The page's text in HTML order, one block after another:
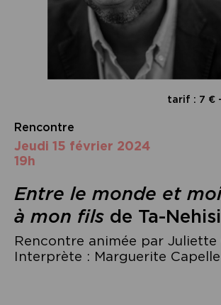
tarif : 7 €
Rencontre
jeudi 15 février 2024
19h
Entre le monde et
à mon fils de Ta-
Rencontre animée par Juliette
Interprète : Marguerite Capelle